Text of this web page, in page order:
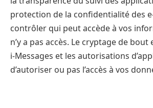
protection de la confidentialité des
contrôler qui peut accède à vos
n’y a pas accès. Le cryptage de bout
i-Messages et les autorisations
d’autoriser ou pas l’accès à vos